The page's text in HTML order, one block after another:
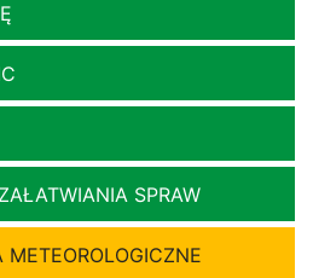
SPRAW
METEOROLOGICZNE